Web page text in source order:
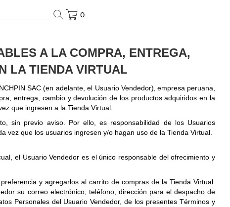
0
A LA COMPRA, ENTREGA,
LA TIENDA VIRTUAL
SAC (en adelante, el Usuario Vendedor) empresa peruana,
entrega, cambio y devolución de los productos adquiridos en la
que ingresen a la Tienda Virtual.
sin previo aviso. Por ello, es responsabilidad de los Usuarios
que los usuarios ingresen y/o hagan uso de la Tienda Virtual.
el Usuario Vendedor es el único responsable del ofrecimiento y
y agregarlos al carrito de compras de la Tienda Virtual.
su correo electrónico, teléfono, dirección para el despacho de
Personales del Usuario Vendedor, de los presentes Términos y